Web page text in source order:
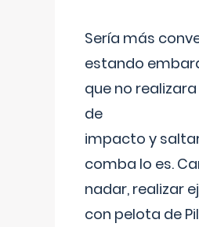
Sería más
estando
que no
de
impacto y
comba lo es.
nadar, realizar
con pelota de